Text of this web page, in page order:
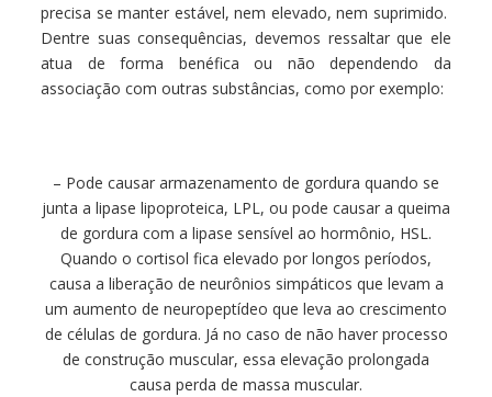
precisa se manter estável, nem elevado, nem suprimido.
Dentre suas consequências, devemos ressaltar que ele
atua de forma benéfica ou não dependendo da
associação com outras substâncias, como por exemplo:
– Pode causar armazenamento de gordura quando se
junta a lipase lipoproteica, LPL, ou pode causar a queima
de gordura com a lipase sensível ao hormônio, HSL.
Quando o cortisol fica elevado por longos períodos,
causa a liberação de neurônios simpáticos que levam a
um aumento de neuropeptídeo que leva ao crescimento
de células de gordura. Já no caso de não haver processo
de construção muscular, essa elevação prolongada
causa perda de massa muscular.